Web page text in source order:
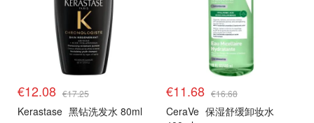
€12.08 €17.25
Kerastase 黑钻洗发水 80ml
€11.68 €16.68
CeraVe 保湿舒缓卸妆水